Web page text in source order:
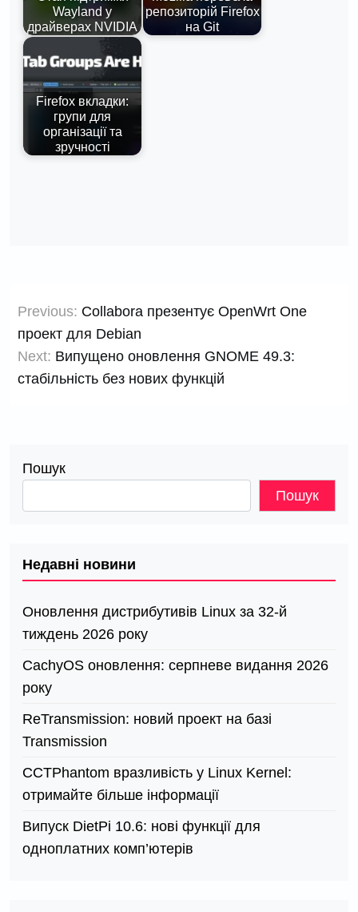
Wayland у
драйверах NVIDIA
репозиторій Firefox
на Git
Firefox вкладки:
групи для
організації та
зручності
записів
Previous: Collabora презентує OpenWrt One
проект для Debian
Next: Випущено оновлення GNOME 49.3:
стабільність без нових функцій
Пошук
Пошук
Недавні новини
Оновлення дистрибутивів Linux за 32-й
тиждень 2026 року
CachyOS оновлення: серпневе видання 2026
року
ReTransmission: новий проект на базі
Transmission
СCTPhantom вразливість у Linux Kernel:
отримайте більше інформації
Випуск DietPi 10.6: нові функції для
одноплатних комп’ютерів